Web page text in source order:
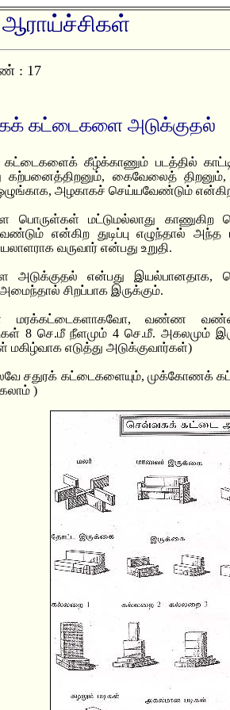
ஆராய்ச்சிகள்
: 17
கட்டைகளை அடுக்குதல்
கீழ்க்காணும் படத்தில்
கற்பனைத்திறனும், கைவேலைத் திறனும்,
அழகாகச் செய்யவேண்டும் என்கிற
பொருள்கள் மட்டுமல்லாது
என்கிற துடிப்பு எழுந்தால்
வருவார் என்பது உறுதி.
அடுக்குதல் என்பது இயல்பானதாக,
சிறப்பாக இருக்கும்.
மரக்கட்டைகளாகவோ, வண்ண வண்ண
8 செ.மீ நீளமும் 4 செ.மீ. அகலமும்
எடுத்து அடுக்குவார்கள்)
சதுரக் கட்டைகளையும், முக்கோணக்
)